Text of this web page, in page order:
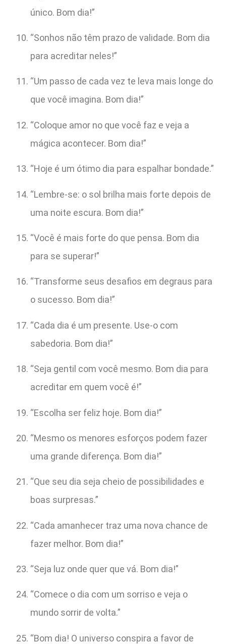
único. Bom dia!”
“Sonhos não têm prazo de validade. Bom dia
para acreditar neles!”
“Um passo de cada vez te leva mais longe do
que você imagina. Bom dia!”
“Coloque amor no que você faz e veja a
mágica acontecer. Bom dia!”
“Hoje é um ótimo dia para espalhar bondade.”
“Lembre-se: o sol brilha mais forte depois de
uma noite escura. Bom dia!”
“Você é mais forte do que pensa. Bom dia
para se superar!”
“Transforme seus desafios em degraus para
o sucesso. Bom dia!”
“Cada dia é um presente. Use-o com
sabedoria. Bom dia!”
“Seja gentil com você mesmo. Bom dia para
acreditar em quem você é!”
“Escolha ser feliz hoje. Bom dia!”
“Mesmo os menores esforços podem fazer
uma grande diferença. Bom dia!”
“Que seu dia seja cheio de possibilidades e
boas surpresas.”
“Cada amanhecer traz uma nova chance de
fazer melhor. Bom dia!”
“Seja luz onde quer que vá. Bom dia!”
“Comece o dia com um sorriso e veja o
mundo sorrir de volta.”
“Bom dia! O universo conspira a favor de